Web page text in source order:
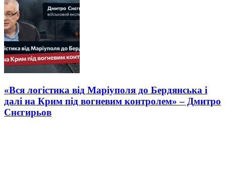
«Вся логістика від Маріуполя до Бердянська і
далі на Крим під вогневим контролем» – Дмитро
Снєгирьов